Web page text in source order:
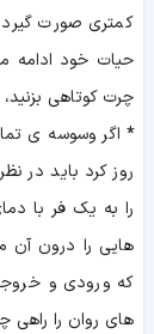
کمتری صورت گیرد.
حیات خود ادامه
چرت کوتاهی
* اگر وسوسه ی
روز کرد باید در
را به یک فر با
هایی را درون آن
که ورودی و
های روان را راهی